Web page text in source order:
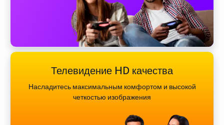
Телевидение HD качества
Насладитесь максимальным комфортом и высокой
четкостью изображения